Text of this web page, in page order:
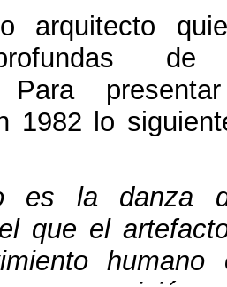
arquitecto
Para
1982 lo
es la danza
que el